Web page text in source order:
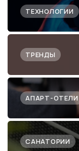
ТЕХНОЛОГИИ
ТРЕНДЫ
АПАРТ-ОТЕЛИ
САНАТОРИИ